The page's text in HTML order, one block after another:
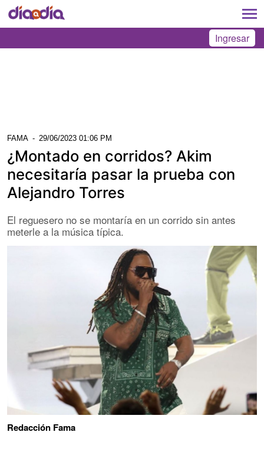
Ingresar
FAMA - 29/06/2023 01:06 PM
¿Montado en corridos? Akim
necesitaría pasar la prueba con
Alejandro Torres
El reguesero no se montaría en un corrido sin antes
meterle a la música típica.
Redacción Fama